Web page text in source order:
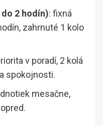
2 hodín): fixná
zahrnuté 1 kolo
v poradí, 2 kolá
spokojnosti.
mesačne,